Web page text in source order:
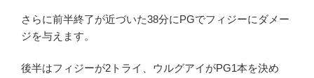
さらに前半終了が近づいた38分にPGでフィジーにダメー
ジを与えます。
後半はフィジーが2トライ、ウルグアイがPG1本を決め